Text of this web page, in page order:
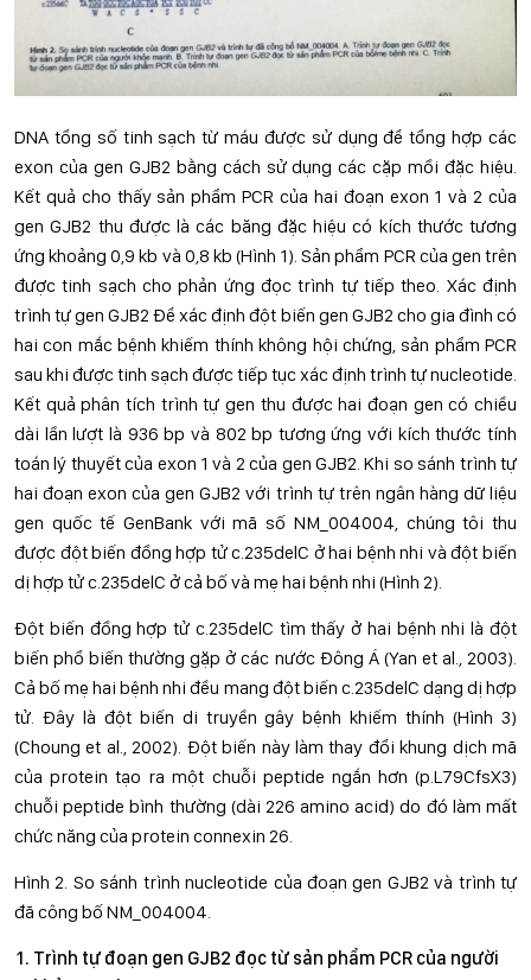
DNA tổng số tinh sạch từ máu được sử dụng để tổng hợp các
exon của gen GJB2 bằng cách sử dụng các cặp mồi đặc hiệu.
Kết quả cho thấy sản phẩm PCR của hai đoạn exon 1 và 2 của
gen GJB2 thu được là các băng đặc hiệu có kích thước tương
ứng khoảng 0,9 kb và 0,8 kb (Hình 1). Sản phẩm PCR của gen trên
được tinh sạch cho phản ứng đọc trình tự tiếp theo. Xác định
trình tự gen GJB2 Để xác định đột biến gen GJB2 cho gia đình có
hai con mắc bệnh khiếm thính không hội chứng, sản phẩm PCR
sau khi được tinh sạch được tiếp tục xác định trình tự nucleotide.
Kết quả phân tích trình tự gen thu được hai đoạn gen có chiều
dài lần lượt là 936 bp và 802 bp tương ứng với kích thước tính
toán lý thuyết của exon 1 và 2 của gen GJB2. Khi so sánh trình tự
hai đoạn exon của gen GJB2 với trình tự trên ngân hàng dữ liệu
gen quốc tế GenBank với mã số NM_004004, chúng tôi thu
được đột biến đồng hợp tử c.235delC ở hai bệnh nhi và đột biến
dị hợp tử c.235delC ở cả bố và mẹ hai bệnh nhi (Hình 2).
Đột biến đồng hợp tử c.235delC tìm thấy ở hai bệnh nhi là đột
biến phổ biến thường gặp ở các nước Đông Á (Yan et al., 2003).
Cả bố mẹ hai bệnh nhi đều mang đột biến c.235delC dạng dị hợp
tử. Đây là đột biến di truyền gây bệnh khiếm thính (Hình 3)
(Choung et al., 2002). Đột biến này làm thay đổi khung dịch mã
của protein tạo ra một chuỗi peptide ngắn hơn (p.L79CfsX3)
chuỗi peptide bình thường (dài 226 amino acid) do đó làm mất
chức năng của protein connexin 26.
Hình 2. So sánh trình nucleotide của đoạn gen GJB2 và trình tự
đã công bố NM_004004.
Trình tự đoạn gen GJB2 đọc từ sản phẩm PCR của người